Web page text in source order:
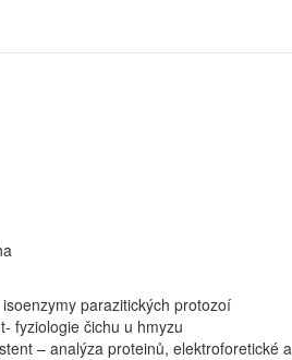
parazitických protozoí
fyziologie čichu u hmyzu
– analýza proteinů, elektroforetické a